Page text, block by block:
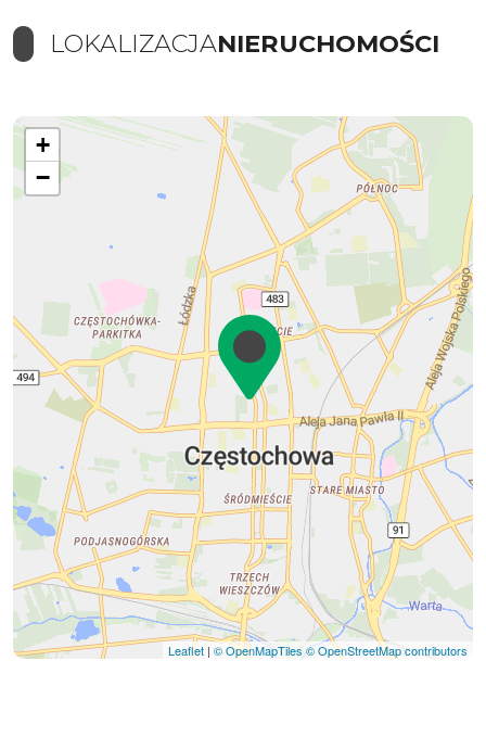
LOKALIZACJANIERUCHOMOŚCI
+
−
Leaflet | © OpenMapTiles © OpenStreetMap contributors